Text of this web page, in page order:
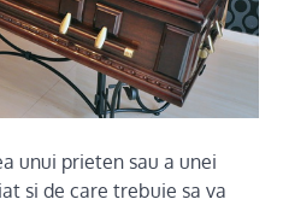
unui prieten sau a unei
si de care trebuie sa va